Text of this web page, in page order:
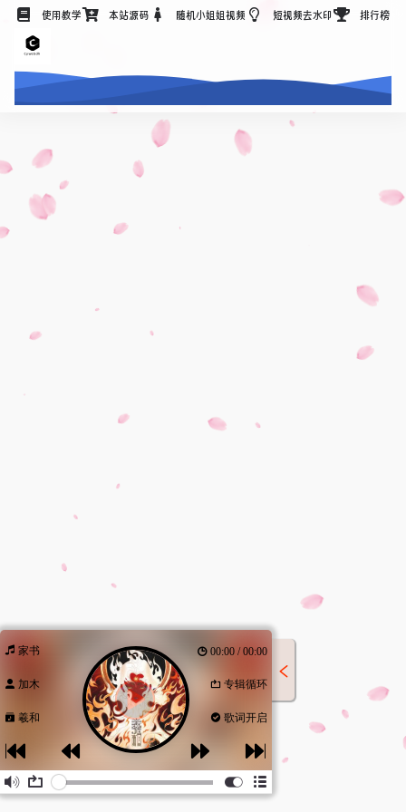
使用教学 本站源码 随机小姐姐视频 短视频去水印 排行榜
家书 00:00 / 00:00
加木 专辑循环
羲和 歌词开启